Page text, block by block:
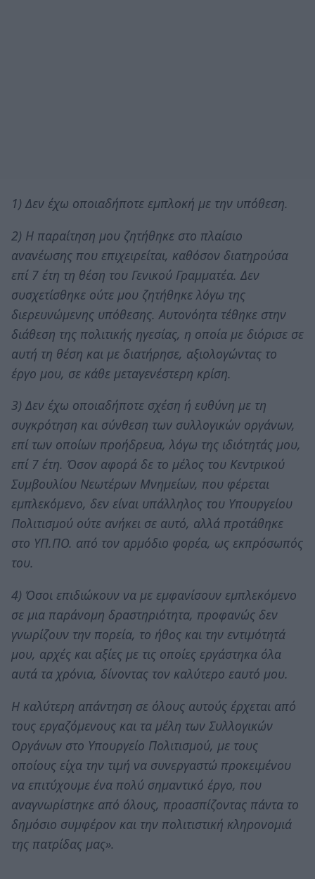
1) Δεν έχω οποιαδήποτε εμπλοκή με την υπόθεση.
2) Η παραίτηση μου ζητήθηκε στο πλαίσιο
ανανέωσης που επιχειρείται, καθόσον διατηρούσα
επί 7 έτη τη θέση του Γενικού Γραμματέα. Δεν
συσχετίσθηκε ούτε μου ζητήθηκε λόγω της
διερευνώμενης υπόθεσης. Αυτονόητα τέθηκε στην
διάθεση της πολιτικής ηγεσίας, η οποία με διόρισε σε
αυτή τη θέση και με διατήρησε, αξιολογώντας το
έργο μου, σε κάθε μεταγενέστερη κρίση.
3) Δεν έχω οποιαδήποτε σχέση ή ευθύνη με τη
συγκρότηση και σύνθεση των συλλογικών οργάνων,
επί των οποίων προήδρευα, λόγω της ιδιότητάς μου,
επί 7 έτη. Όσον αφορά δε το μέλος του Κεντρικού
Συμβουλίου Νεωτέρων Μνημείων, που φέρεται
εμπλεκόμενο, δεν είναι υπάλληλος του Υπουργείου
Πολιτισμού ούτε ανήκει σε αυτό, αλλά προτάθηκε
στο ΥΠ.ΠΟ. από τον αρμόδιο φορέα, ως εκπρόσωπός
του.
4) Όσοι επιδιώκουν να με εμφανίσουν εμπλεκόμενο
σε μια παράνομη δραστηριότητα, προφανώς δεν
γνωρίζουν την πορεία, το ήθος και την εντιμότητά
μου, αρχές και αξίες με τις οποίες εργάστηκα όλα
αυτά τα χρόνια, δίνοντας τον καλύτερο εαυτό μου.
Η καλύτερη απάντηση σε όλους αυτούς έρχεται από
τους εργαζόμενους και τα μέλη των Συλλογικών
Οργάνων στο Υπουργείο Πολιτισμού, με τους
οποίους είχα την τιμή να συνεργαστώ προκειμένου
να επιτύχουμε ένα πολύ σημαντικό έργο, που
αναγνωρίστηκε από όλους, προασπίζοντας πάντα το
δημόσιο συμφέρον και την πολιτιστική κληρονομιά
της πατρίδας μας».